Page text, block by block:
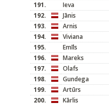
191.
Ieva
192.
Jānis
193.
Arnis
194.
Viviana
195.
Emīls
196.
Mareks
197.
Olafs
198.
Gundega
199.
Artūrs
200.
Kārlis